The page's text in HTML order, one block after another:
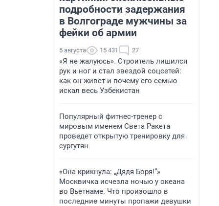
подробности задержания
в Волгограде мужчины за
фейки об армии
5 августа 15 431 27
«Я не жалуюсь». Строитель лишился
рук и ног и стал звездой соцсетей:
как он живет и почему его семью
искал весь Узбекистан
Популярный фитнес-тренер с
мировым именем Света Ракета
проведет открытую тренировку для
сургутян
«Она крикнула: „Дядя Боря!“»
Москвичка исчезла ночью у океана
во Вьетнаме. Что произошло в
последние минуты пропажи девушки